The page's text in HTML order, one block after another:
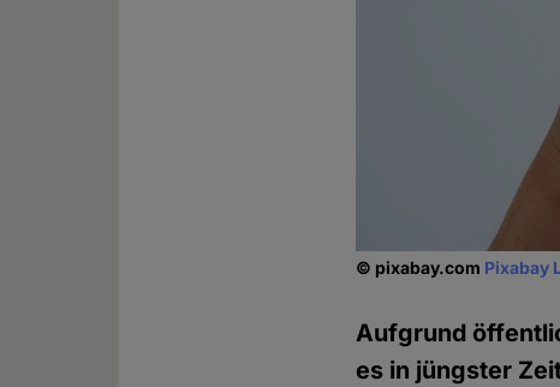
© pixabay.com Pixabay
Aufgrund
es in jüngster